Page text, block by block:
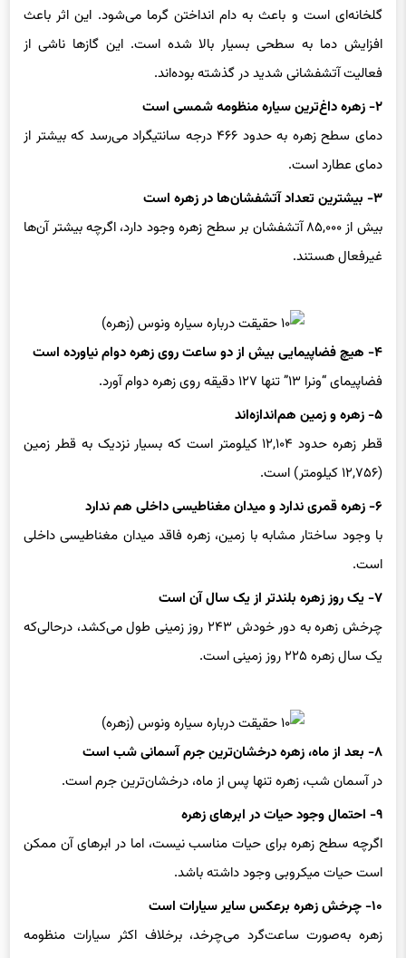
افزایش دما به سطحی بسیار بالا شده است. این گازها ناشی از
فعالیت آتشفشانی شدید در گذشته بوده‌اند.
۲- زهره داغ‌ترین سیاره منظومه شمسی است
دمای سطح زهره به حدود ۴۶۶ درجه سانتیگراد می‌رسد که بیشتر از
دمای عطارد است.
۳- بیشترین تعداد آتشفشان‌ها در زهره است
بیش از ۸۵,۰۰۰ آتشفشان بر سطح زهره وجود دارد، اگرچه بیشتر آن‌ها
غیرفعال هستند.
فضاپیمای “ونرا ۱۳” تنها ۱۲۷ دقیقه روی زهره دوام آورد.
۵- زهره و زمین هم‌اندازه‌اند
قطر زهره حدود ۱۲,۱۰۴ کیلومتر است که بسیار نزدیک به قطر زمین
(۱۲,۷۵۶ کیلومتر) است.
۶- زهره قمری ندارد و میدان مغناطیسی داخلی هم ندارد
با وجود ساختار مشابه با زمین، زهره فاقد میدان مغناطیسی داخلی
است.
۷- یک روز زهره بلندتر از یک سال آن است
چرخش زهره به دور خودش ۲۴۳ روز زمینی طول می‌کشد، درحالی‌که
یک سال زهره ۲۲۵ روز زمینی است.
در آسمان شب، زهره تنها پس از ماه، درخشان‌ترین جرم است.
۹- احتمال وجود حیات در ابرهای زهره
اگرچه سطح زهره برای حیات مناسب نیست، اما در ابرهای آن ممکن
است حیات میکروبی وجود داشته باشد.
۱۰- چرخش زهره برعکس سایر سیارات است
زهره به‌صورت ساعت‌گرد می‌چرخد، برخلاف اکثر سیارات منظومه
شمسی.